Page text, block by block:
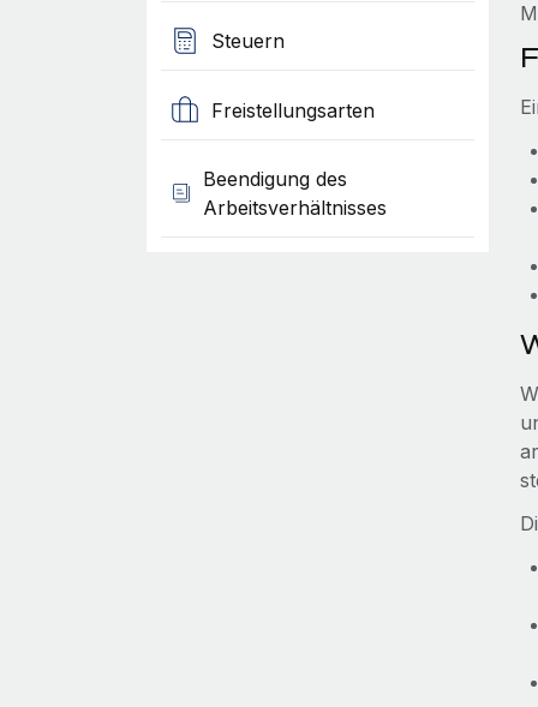
Steuern
Freistellungsarten
Beendigung des
Arbeitsverhältnisses